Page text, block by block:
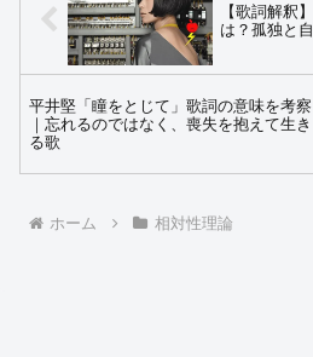
【歌詞解釈
は？孤独と
平井堅「瞳をとじて」歌詞の意味を考察
｜忘れるのではなく、喪失を抱えて生き
る歌
ホーム 相対性理論